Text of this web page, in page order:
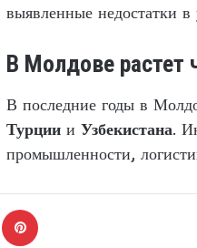
выявленные недостатки
В Молдове растет
В последние годы в
Турции и Узбекистана.
промышленности,
LinkedIn